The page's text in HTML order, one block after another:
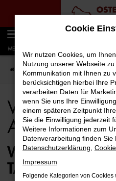
Zum
Hauptinhalt
springen
MENÜ
Startseite Rostock VW VW Taigo
VW Taigo für
Angebote
WIE WÄRE ES
TAIGO FÜR
Cookie
Wir nutzen Cookies, um
Nutzung unserer Webseite
Kommunikation mit Ihnen zu
berücksichtigen hierbei Ihre
verarbeiten Daten für
wenn Sie uns Ihre
einem späteren Zeitpunkt
Sie die Einwilligung jederzeit
Weitere Informationen zum
Datenverarbeitung finden Sie
Datenschutzerklärung
Impressum
Folgende Kategorien von